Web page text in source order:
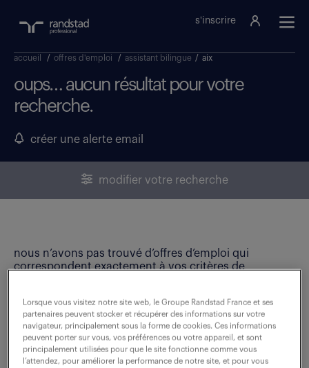
s'inscrire
accueil / offres d'emploi / assistant bilingue / aix
oups… aucun résultat pour votre
recherche.
créer une alerte email
modifier votre recherche
nous n’avons pas trouvé d’offres d’emploi qui
correspondent exactement à vos critères de
ne ratez aucune
Lorsque vous visitez notre site web, le Groupe Randstad France et ses
partenaires peuvent stocker et récupérer des informations sur votre
navigateur, principalement sous la forme de cookies. Ces informations
peuvent porter sur vous, vos préférences ou votre appareil, et sont
principalement utilisées pour que le site fonctionne comme vous
l’attendez, pour améliorer la performance de notre site, et pour vous